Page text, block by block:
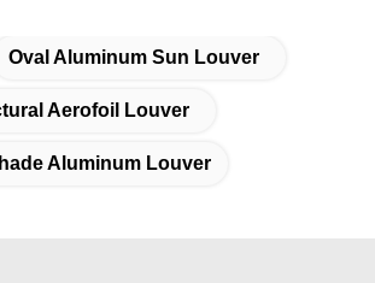
Oval Aluminum Sun Louver
Aerofoil Louver
Aluminum Louver